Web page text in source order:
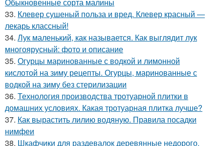
33. Клевер сушеный польза и вред. Клевер красный —
лекарь классный!
34. Лук маленький, как называется. Как выглядит лук
многоярусный: фото и описание
35. Огурцы маринованные с водкой и лимонной
кислотой на зиму рецепты. Огурцы, маринованные с
водкой на зиму без стерилизации
36. Технология производства тротуарной плитки в
домашних условиях. Какая тротуарная плитка лучше?
37. Как вырастить лилию водяную. Правила посадки
нимфеи
38. Шкафчики для раздевалок деревянные недорого.